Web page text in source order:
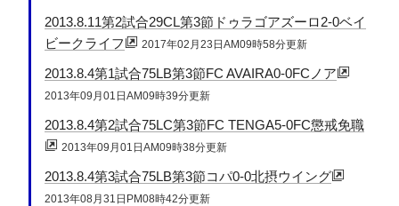
2013.8.11第2試合29CL第3節ドゥラゴアズーロ2-0ベイ
ビークライフ
2017年02月23日AM09時58分更新
2013.8.4第1試合75LB第3節FC AVAIRA0-0FCノア
2013年09月01日AM09時39分更新
2013.8.4第2試合75LC第3節FC TENGA5-0FC懲戒免職
2013年09月01日AM09時38分更新
2013.8.4第3試合75LB第3節コパ0-0北摂ウイング
2013年08月31日PM08時42分更新